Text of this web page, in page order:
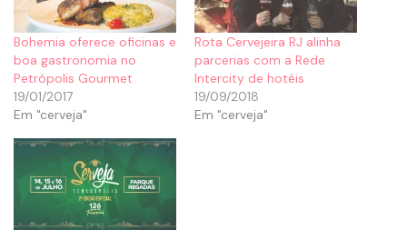
Bohemia oferece oficinas e
boa gastronomia no
Petrópolis Gourmet
19/01/2017
Em "cerveja"
Rota Cervejeira RJ alinha
parcerias com a Rede
Intercity de hotéis
19/09/2018
Em "cerveja"